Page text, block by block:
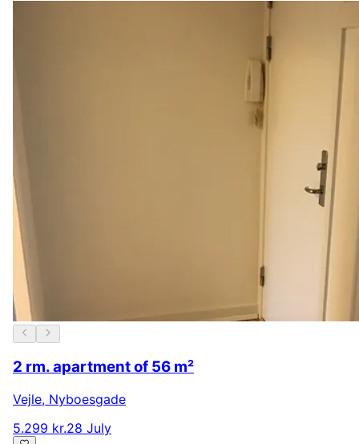
2 rm. apartment of 56 m²
Vejle, Nyboesgade
5.299 kr.28 July